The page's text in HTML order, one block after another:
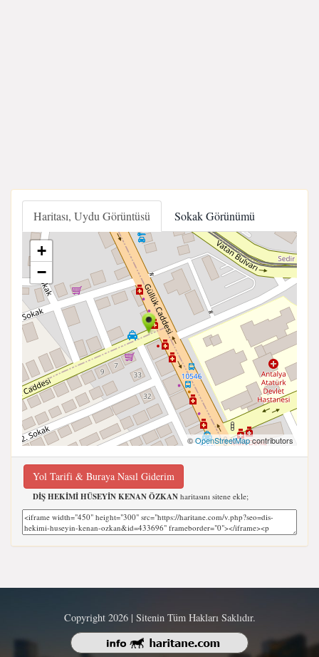
Haritası, Uydu Görüntüsü Sokak Görünümü
+
−
©OpenStreetMapcontributors
Yol Tarifi & Buraya Nasıl Giderim
DİŞ HEKİMİ HÜSEYİN KENAN ÖZKAN haritasını sitene ekle;
Copyright 2026 | Sitenin Tüm Hakları Saklıdır.